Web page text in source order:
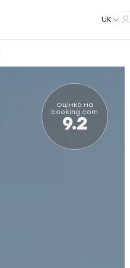
UK
Оцінка на
booking.com
9.2